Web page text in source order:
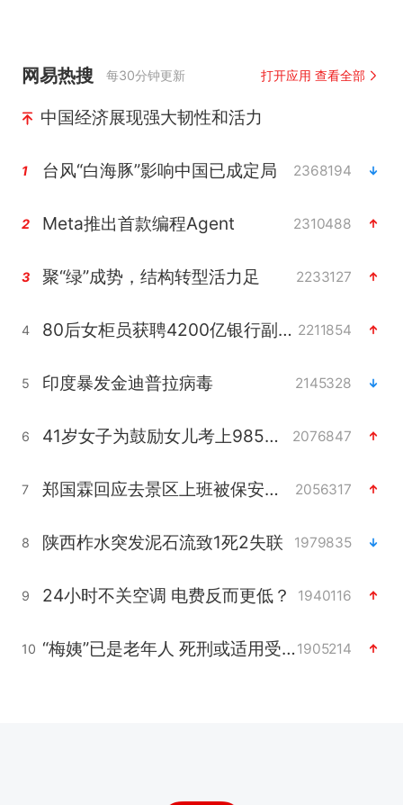
网易热搜 每30分钟更新 打开应用 查看全部
中国经济展现强大韧性和活力
1 台风“白海豚”影响中国已成定局 2368194
2 Meta推出首款编程Agent 2310488
3 聚“绿”成势，结构转型活力足 2233127
4 80后女柜员获聘4200亿银行副行长 2211854
5 印度暴发金迪普拉病毒 2145328
6 41岁女子为鼓励女儿考上985研究生 2076847
7 郑国霖回应去景区上班被保安拦下 2056317
8 陕西柞水突发泥石流致1死2失联 1979835
9 24小时不关空调 电费反而更低？ 1940116
10 “梅姨”已是老年人 死刑或适用受限1905214